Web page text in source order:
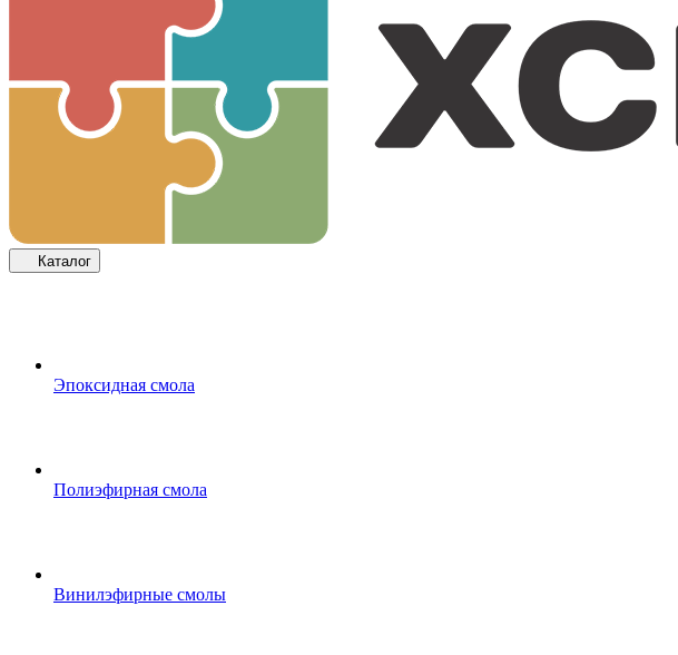
Каталог
Эпоксидная смола
Полиэфирная смола
Винилэфирные смолы